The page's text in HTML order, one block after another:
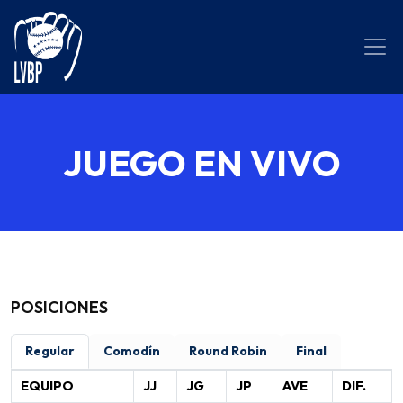
JUEGO EN VIVO
POSICIONES
Regular Comodín Round Robin Final
EQUIPO JJ JG JP AVE DIF.